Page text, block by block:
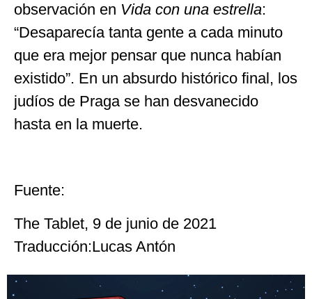
observación en Vida con una estrella:
“Desaparecía tanta gente a cada minuto
que era mejor pensar que nunca habían
existido”. En un absurdo histórico final, los
judíos de Praga se han desvanecido
hasta en la muerte.
Fuente:
The Tablet, 9 de junio de 2021
Traducción:Lucas Antón